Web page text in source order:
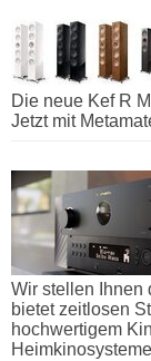
Die neue Kef R
Jetzt mit
Wir stellen Ihnen
bietet zeitlosen
hochwertigem